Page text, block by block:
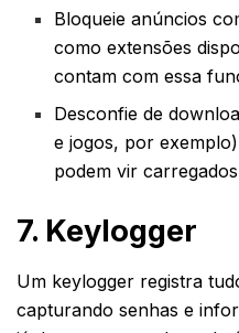
Bloqueie anúncios
como extensões
contam com essa
Desconfie de
e jogos, por
podem vir
7. Keylogger
Um keylogger registra
capturando senhas e